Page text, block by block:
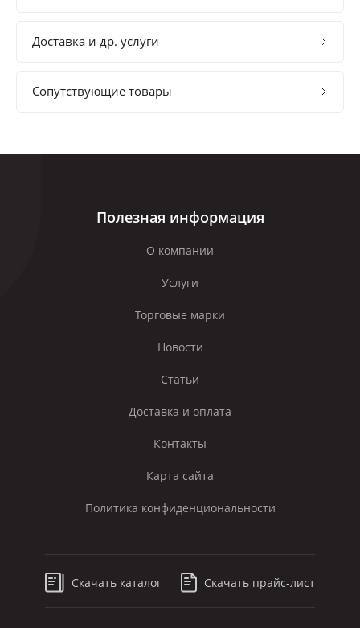
Доставка и др. услуги
Сопутствующие товары
Полезная информация
О компании
Услуги
Торговые марки
Новости
Статьи
Доставка и оплата
Контакты
Карта сайта
Политика конфиденциональности
Скачать каталог Скачать прайс-лист